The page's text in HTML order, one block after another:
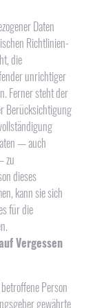
Daten
Richtlinien-
die
unrichtiger
Ferner steht der
Berücksichtigung
— auch
zu
dieses
kann sie sich
für die
Vergessen
Person
gewährte